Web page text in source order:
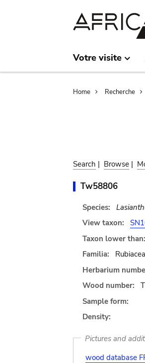
Votre visite
Home Recherche
Search | Browse |
Tw58806
Species:
View taxon:
Taxon lower than:
Familia:
Herbarium
Wood number:
Sample form:
Density:
Pictures and
wood database